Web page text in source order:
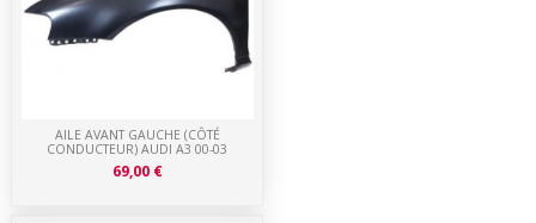
AILE AVANT GAUCHE (CÔTÉ
CONDUCTEUR) AUDI A3 00-03
69,00 €